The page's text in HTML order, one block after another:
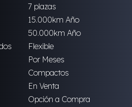
7 plazas
15.000km Año
50.000km Año
Flexible
Por Meses
Compactos
En Venta
Opción a Compra